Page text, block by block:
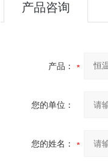
产品咨询
产品：
您的单位：
您的姓名：